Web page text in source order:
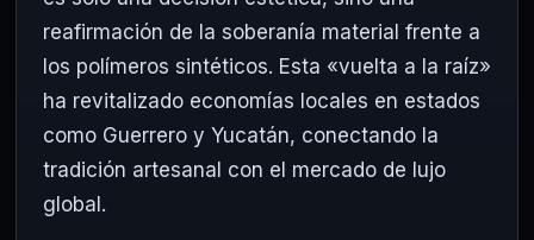
reafirmación de la soberanía material frente a
los polímeros sintéticos. Esta «vuelta a la raíz»
ha revitalizado economías locales en estados
como Guerrero y Yucatán, conectando la
tradición artesanal con el mercado de lujo
global.